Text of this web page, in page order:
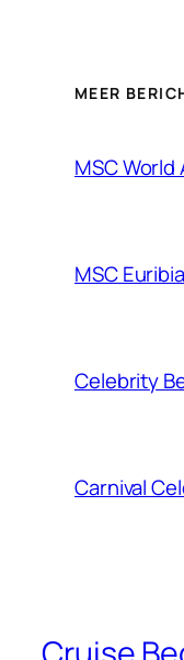
MEER
MSC World
MSC Euribia
Celebrity
Carnival